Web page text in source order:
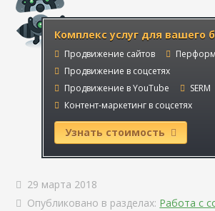
Комплекс услуг для вашего
Продвижение сайтов
Продвижение в соцсетях
Продвижение в YouTube
SERM
Контент-маркетинг в соцсетях
Узнать стоимость
29 марта 2018
Опубликовано в разделах: Работа с